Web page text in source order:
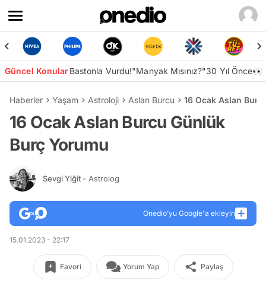
Güncel KonularBastonla Vurdu!"Manyak Mısınız?"30 Yıl Önce👀
Haberler Yaşam Astroloji Aslan Burcu 16 Ocak Aslan
16 Ocak Aslan Burcu Günlük
Burç Yorumu
Sevgi Yiğit - Astrolog
Onedio’yu Google'a ekleyin
15.01.2023 - 22:17
Favori Yorum Yap Paylaş